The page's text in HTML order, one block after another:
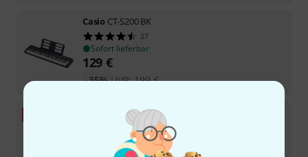
Casio CT-S200 BK
27
Sofort lieferbar
129 €
UVP:199 €
-35%
CT-S1RD Set
Sofort lieferbar